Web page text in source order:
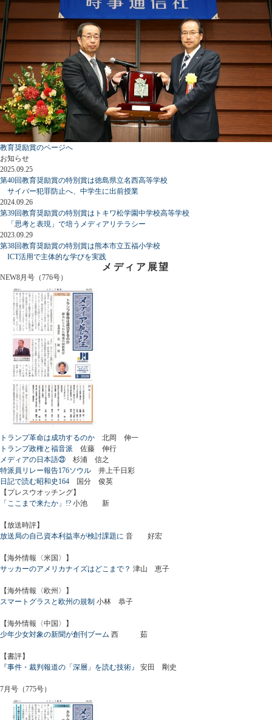
教育奨励賞のページへ
お知らせ
2025.09.25
第40回教育奨励賞の特別賞は徳島県立名西高等学校
サイバー犯罪防止へ、中学生に出前授業
2024.09.26
第39回教育奨励賞の特別賞はトキワ松学園中学校高等学校
「思考と表現」で培うメディアリテラシー
2023.09.29
第38回教育奨励賞の特別賞は熊本市立五福小学校
ICT活用で主体的な学びを実践
メディア展望
NEW8月号（776号）
トランプ革命は成功するのか 北岡 伸一
トランプ政権と福音派 佐藤 伸行
メディアの日本語㉓ 杉浦 信之
特派員リレー報告176ソウル 井上千日彩
日記で読む昭和史164 国分 俊英
【プレスウオッチング】
「ここまで来たか」!? 小池 新
【放送時評】
放送局の自己資本利益率が検討課題に 音 好宏
【海外情報〈米国〉】
サッカーのアメリカナイズはどこまで？ 津山 恵子
【海外情報〈欧州〉】
スマートグラスと欧州の規制 小林 恭子
【海外情報〈中国〉】
少年少女対象の新聞が創刊ブーム 西 茹
【書評】
『事件・裁判報道の「深層」を読む技術』
安田 剛史
7月号（775号）